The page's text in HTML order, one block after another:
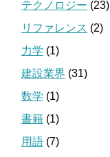
テクノロジー (23)
リファレンス (2)
力学 (1)
建設業界 (31)
数学 (1)
書籍 (1)
用語 (7)